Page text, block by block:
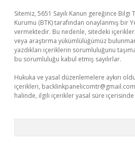
Sitemiz, 5651 Sayılı Kanun gereğince
Kurumu (BTK) tarafından onaylanmış bir
vermektedir. Bu nedenle, sitedeki
veya araştırma yükümlülüğümüz
yazdıkları içeriklerin sorumluluğunu
bu sorumluluğu kabul etmiş sayılırlar.
Hukuka ve yasal düzenlemelere aykırı
içerikleri, backlinkpanelicomtr@gmail.com
halinde, ilgili içerikler yasal süre içerisinde